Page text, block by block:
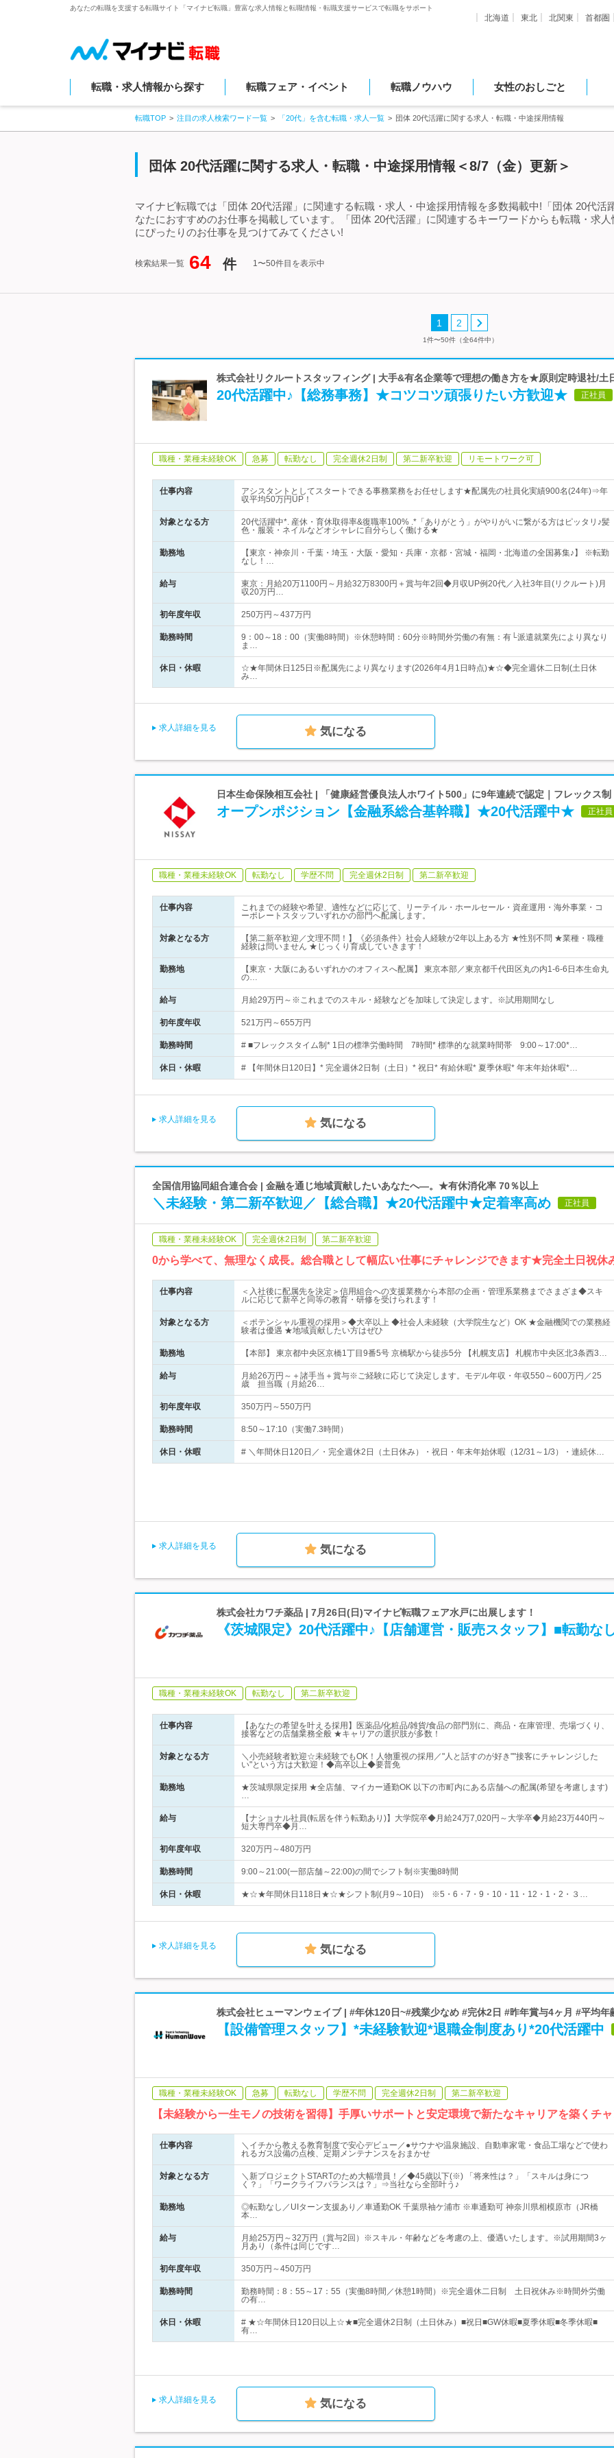
あなたの転職を支援する転職サイト「マイナビ転職」豊富な求人情報と転職情報・転職支援サービスで転職をサポート
北海道 東北 北関東 首都圏
転職・求人情報から探す 転職フェア・イベント 転職ノウハウ 女性のおしごと
転職TOP 注目の求人検索ワード一覧 「20代」を含む転職・求人一覧 団体 20代活躍に関する求人・転職・中途採用情報
団体 20代活躍に関する求人・転職・中途採用情報＜8/7（金）更新＞
マイナビ転職では「団体 20代活躍」に関連する転職・求人・中途採用情報を多数掲載中!「団体 20代活
なたにおすすめのお仕事を掲載しています。「団体 20代活躍」に関連するキーワードからも転職・求
にぴったりのお仕事を見つけてみてください!
検索結果一覧 64 件 1〜50件目を表示中
1 2
1件〜50件（全64件中）
株式会社リクルートスタッフィング | 大手&有名企業等で理想の働き方を★原則定時退社/土
20代活躍中♪【総務事務】★コツコツ頑張りたい方歓迎★ 正社員
職種・業種未経験OK 急募 転勤なし 完全週休2日制 第二新卒歓迎 リモートワーク可
仕事内容
アシスタントとしてスタートできる事務業務をお任せします★配属先の社員化実績900名(24年)⇒年
収平均50万円UP！
対象となる方
20代活躍中*. 産休・育休取得率&復職率100% .*「ありがとう」がやりがいに繋がる方はピッタリ♪髪
色・服装・ネイルなどオシャレに自分らしく働ける★
勤務地
【東京・神奈川・千葉・埼玉・大阪・愛知・兵庫・京都・宮城・福岡・北海道の全国募集♪】 ※転勤
なし！…
給与
東京：月給20万1100円～月給32万8300円＋賞与年2回◆月収UP例20代／入社3年目(リクルート)月
収20万円…
初年度年収 250万円～437万円
勤務時間
9：00～18：00（実働8時間）※休憩時間：60分※時間外労働の有無：有└派遣就業先により異なり
ま…
休日・休暇
☆★年間休日125日※配属先により異なります(2026年4月1日時点)★☆◆完全週休二日制(土日休
み…
求人詳細を見る 気になる
日本生命保険相互会社 | 「健康経営優良法人ホワイト500」に9年連続で認定｜フレックス制
オープンポジション【金融系総合基幹職】★20代活躍中★ 正社員
職種・業種未経験OK 転勤なし 学歴不問 完全週休2日制 第二新卒歓迎
仕事内容
これまでの経験や希望、適性などに応じて、リーテイル・ホールセール・資産運用・海外事業・コ
ーポレートスタッフいずれかの部門へ配属します。
対象となる方
【第二新卒歓迎／文理不問！】《必須条件》社会人経験が2年以上ある方 ★性別不問 ★業種・職種
経験は問いません ★じっくり育成していきます！
勤務地
【東京・大阪にあるいずれかのオフィスへ配属】 東京本部／東京都千代田区丸の内1-6-6日本生命丸
の…
給与 月給29万円～※これまでのスキル・経験などを加味して決定します。※試用期間なし
初年度年収 521万円～655万円
勤務時間 # ■フレックスタイム制* 1日の標準労働時間 7時間* 標準的な就業時間帯 9:00～17:00*…
休日・休暇 # 【年間休日120日】* 完全週休2日制（土日）* 祝日* 有給休暇* 夏季休暇* 年末年始休暇*…
求人詳細を見る 気になる
全国信用協同組合連合会 | 金融を通じ地域貢献したいあなたへ―。★有休消化率 70％以上
＼未経験・第二新卒歓迎／【総合職】★20代活躍中★定着率高め 正社員
職種・業種未経験OK 完全週休2日制 第二新卒歓迎
0から学べて、無理なく成長。総合職として幅広い仕事にチャレンジできます★完全土日祝休
仕事内容
＜入社後に配属先を決定＞信用組合への支援業務から本部の企画・管理系業務までさまざま◆スキ
ルに応じて新卒と同等の教育・研修を受けられます！
対象となる方
＜ポテンシャル重視の採用＞◆大卒以上 ◆社会人未経験（大学院生など）OK ★金融機関での業務経
験者は優遇 ★地域貢献したい方はぜひ
勤務地 【本部】 東京都中央区京橋1丁目9番5号 京橋駅から徒歩5分 【札幌支店】 札幌市中央区北3条西3…
給与
月給26万円～＋諸手当＋賞与※ご経験に応じて決定します。モデル年収・年収550～600万円／25
歳 担当職（月給26…
初年度年収 350万円～550万円
勤務時間 8:50～17:10（実働7.3時間）
休日・休暇 # ＼年間休日120日／・完全週休2日（土日休み）・祝日・年末年始休暇（12/31～1/3）・連続休…
求人詳細を見る 気になる
株式会社カワチ薬品 | 7月26日(日)マイナビ転職フェア水戸に出展します！
《茨城限定》20代活躍中♪【店舗運営・販売スタッフ】■転勤な
職種・業種未経験OK 転勤なし 第二新卒歓迎
仕事内容
【あなたの希望を叶える採用】医薬品/化粧品/雑貨/食品の部門別に、商品・在庫管理、売場づくり、
接客などの店舗業務全般 ★キャリアの選択肢が多数！
対象となる方
＼小売経験者歓迎☆未経験でもOK！人物重視の採用／"人と話すのが好き""接客にチャレンジした
い"という方は大歓迎！◆高卒以上◆要普免
勤務地
★茨城県限定採用 ★全店舗、マイカー通勤OK 以下の市町内にある店舗への配属(希望を考慮します)
…
給与
【ナショナル社員(転居を伴う転勤あり)】大学院卒◆月給24万7,020円～大学卒◆月給23万440円～
短大専門卒◆月…
初年度年収 320万円～480万円
勤務時間 9:00～21:00(一部店舗～22:00)の間でシフト制※実働8時間
休日・休暇 ★☆★年間休日118日★☆★シフト制(月9～10日) ※5・6・7・9・10・11・12・1・2・３…
求人詳細を見る 気になる
株式会社ヒューマンウェイブ | #年休120日~#残業少なめ #完休2日 #昨年賞与4ヶ月 #平均年
【設備管理スタッフ】*未経験歓迎*退職金制度あり*20代活躍中
職種・業種未経験OK 急募 転勤なし 学歴不問 完全週休2日制 第二新卒歓迎
【未経験から一生モノの技術を習得】手厚いサポートと安定環境で新たなキャリアを築くチ
仕事内容
＼イチから教える教育制度で安心デビュー／●サウナや温泉施設、自動車家電・食品工場などで使わ
れるガス設備の点検、定期メンテナンスをおまかせ
対象となる方
＼新プロジェクトSTARTのため大幅増員！／◆45歳以下(※) 「将来性は？」「スキルは身につ
く？」「ワークライフバランスは？」⇒当社なら全部叶う♪
勤務地
◎転勤なし／UIターン支援あり／車通勤OK 千葉県袖ケ浦市 ※車通勤可 神奈川県相模原市（JR橋
本…
給与
月給25万円～32万円（賞与2回）※スキル・年齢などを考慮の上、優遇いたします。※試用期間3ヶ
月あり（条件は同じです…
初年度年収 350万円～450万円
勤務時間
勤務時間：8：55～17：55（実働8時間／休憩1時間）※完全週休二日制 土日祝休み※時間外労働
の有…
休日・休暇
# ★☆年間休日120日以上☆★■完全週休2日制（土日休み）■祝日■GW休暇■夏季休暇■冬季休暇■
有…
求人詳細を見る 気になる